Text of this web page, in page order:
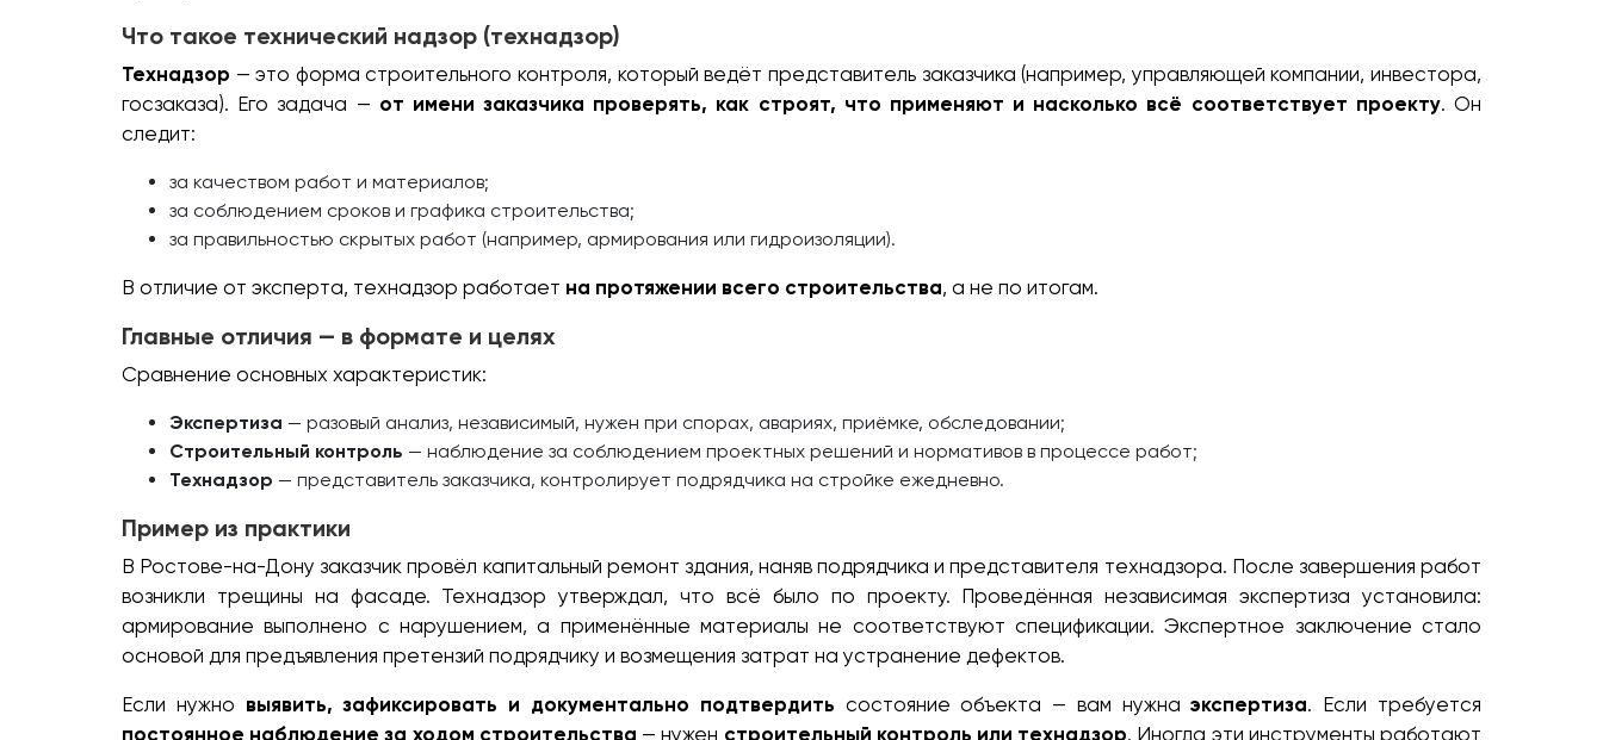
Что такое технический надзор (технадзор)
Технадзор — это форма строительного контроля, который ведёт представитель заказчика (например, управляющей компании, инвестора,
госзаказа). Его задача — от имени заказчика проверять, как строят, что применяют и насколько всё соответствует проекту. Он
следит:
за качеством работ и материалов;
за соблюдением сроков и графика строительства;
за правильностью скрытых работ (например, армирования или гидроизоляции).
В отличие от эксперта, технадзор работает на протяжении всего строительства, а не по итогам.
Главные отличия — в формате и целях
Сравнение основных характеристик:
Экспертиза — разовый анализ, независимый, нужен при спорах, авариях, приёмке, обследовании;
Строительный контроль — наблюдение за соблюдением проектных решений и нормативов в процессе работ;
Технадзор — представитель заказчика, контролирует подрядчика на стройке ежедневно.
Пример из практики
В Ростове-на-Дону заказчик провёл капитальный ремонт здания, наняв подрядчика и представителя технадзора. После завершения работ
возникли трещины на фасаде. Технадзор утверждал, что всё было по проекту. Проведённая независимая экспертиза установила:
армирование выполнено с нарушением, а применённые материалы не соответствуют спецификации. Экспертное заключение стало
основой для предъявления претензий подрядчику и возмещения затрат на устранение дефектов.
Если нужно выявить, зафиксировать и документально подтвердить состояние объекта — вам нужнаэкспертиза. Если требуется
постоянное наблюдение за ходом строительства — нужен строительный контроль или технадзор. Иногда эти инструменты работают